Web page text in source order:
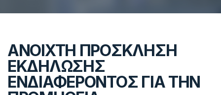
ΑΝΟΙΧΤΗ ΠΡΟΣΚΛΗΣΗ
ΕΚΔΗΛΩΣΗΣ
ΕΝΔΙΑΦΕΡΟΝΤΟΣ ΓΙΑ ΤΗΝ